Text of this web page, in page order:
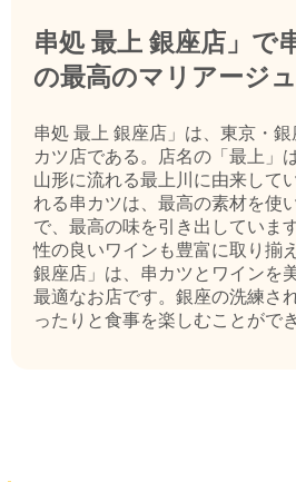
串処 最上 銀座店」で
の最高のマリアージ
串処 最上 銀座店」は、東京・
カツ店である。店名の「最上」
山形に流れる最上川に由来して
れる串カツは、最高の素材を使
で、最高の味を引き出していま
性の良いワインも豊富に取り揃
銀座店」は、串カツとワインを
最適なお店です。銀座の洗練さ
ったりと食事を楽しむことがで